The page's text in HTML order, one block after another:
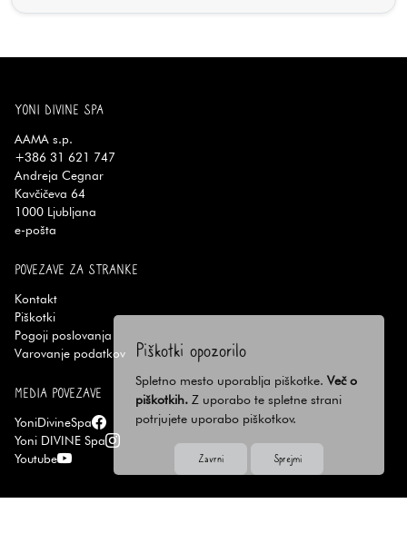
YONI DIVINE SPA
AAMA s.p.
+386 31 621 747
Andreja Cegnar
Kavčičeva 64
1000 Ljubljana
e-pošta
POVEZAVE ZA STRANKE
Kontakt
Piškotki
Pogoji poslovanja
Varovanje podatkov
MEDIA POVEZAVE
YoniDivineSpa
Yoni DIVINE Spa
Youtube
Piškotki opozorilo
Spletno mesto uporablja piškotke. Več o
piškotkih. Z uporabo te spletne strani
potrjujete uporabo piškotkov.
Zavrni Sprejmi